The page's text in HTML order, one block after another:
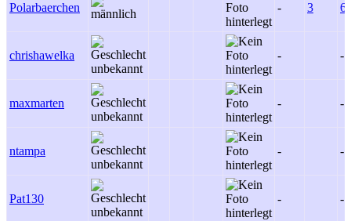
Polarbaerchen - 3 6
chrishawelka - -
maxmarten - -
ntampa - -
Pat130 - -